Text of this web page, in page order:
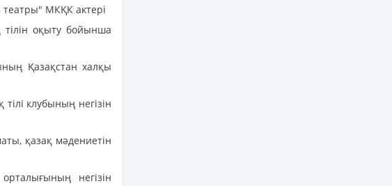
МКҚК актері
оқыту бойынша
Қазақстан халқы
клубының негізін
қазақ мәдениетін
негізін